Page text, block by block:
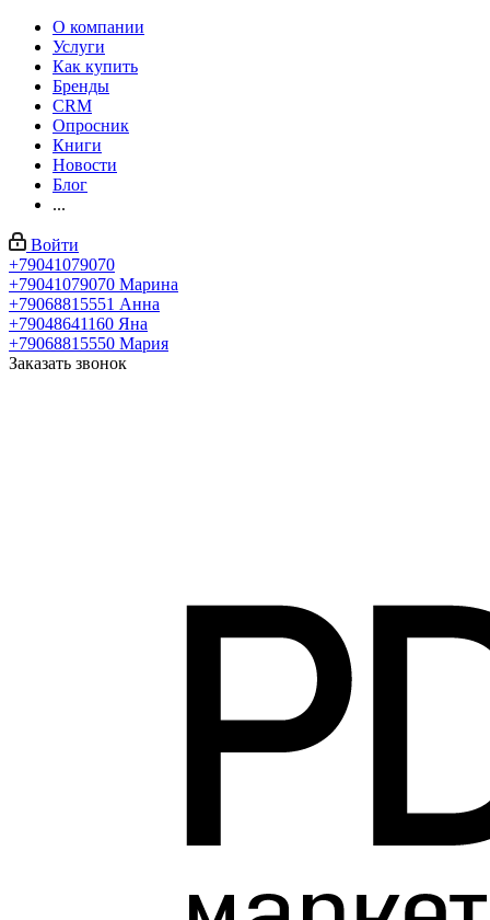
О компании
Услуги
Как купить
Бренды
CRM
Опросник
Книги
Новости
Блог
...
Войти
+79041079070
+79041079070 Марина
+79068815551 Анна
+79048641160 Яна
+79068815550 Мария
Заказать звонок